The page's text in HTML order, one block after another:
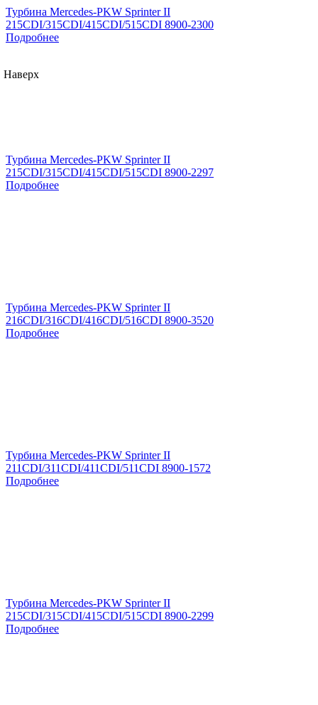
Турбина Mercedes-PKW Sprinter II
215CDI/315CDI/415CDI/515CDI 8900-2300
Подробнее
Турбина Mercedes-PKW Sprinter II
215CDI/315CDI/415CDI/515CDI 8900-2297
Подробнее
Турбина Mercedes-PKW Sprinter II
216CDI/316CDI/416CDI/516CDI 8900-3520
Подробнее
Турбина Mercedes-PKW Sprinter II
211CDI/311CDI/411CDI/511CDI 8900-1572
Подробнее
Турбина Mercedes-PKW Sprinter II
215CDI/315CDI/415CDI/515CDI 8900-2299
Подробнее
Наверх